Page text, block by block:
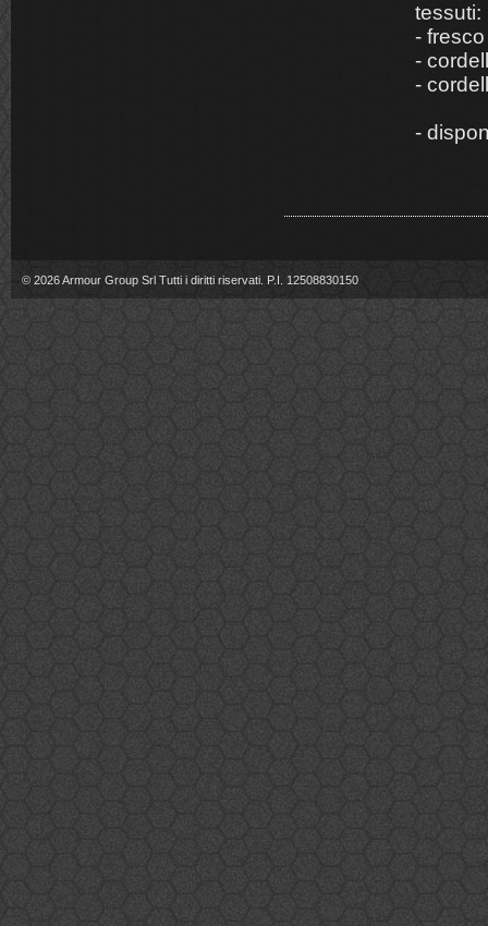
tessuti:
-
-
-
-
© 2026Armour Group Srl Tutti i diritti riservati. P.I. 12508830150